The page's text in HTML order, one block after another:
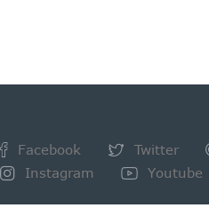
Facebook Twitter
Instagram
Youtube